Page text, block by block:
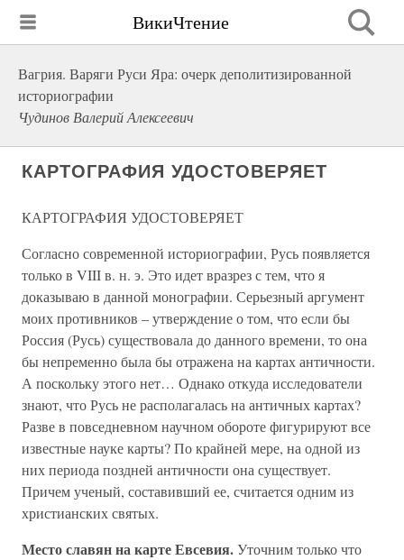
ВикиЧтение
Вагрия. Варяги Руси Яра: очерк деполитизированной
историографии
Чудинов Валерий Алексеевич
КАРТОГРАФИЯ УДОСТОВЕРЯЕТ
КАРТОГРАФИЯ УДОСТОВЕРЯЕТ
Согласно современной историографии, Русь появляется
только в VIII в. н. э. Это идет вразрез с тем, что я
доказываю в данной монографии. Серьезный аргумент
моих противников – утверждение о том, что если бы
Россия (Русь) существовала до данного времени, то она
бы непременно была бы отражена на картах античности.
А поскольку этого нет… Однако откуда исследователи
знают, что Русь не располагалась на античных картах?
Разве в повседневном научном обороте фигурируют все
известные науке карты? По крайней мере, на одной из
них периода поздней античности она существует.
Причем ученый, составивший ее, считается одним из
христианских святых.
Место славян на карте Евсевия.Уточним только что